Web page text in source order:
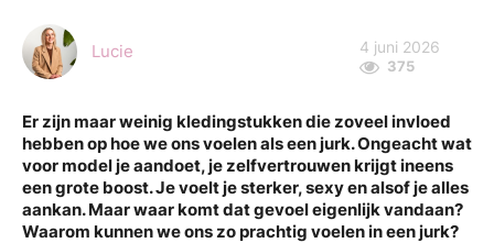
Lucie 4 juni 2026
375
Er zijn maar weinig kledingstukken die zoveel invloed
hebben op hoe we ons voelen als een jurk. Ongeacht wat
voor model je aandoet, je zelfvertrouwen krijgt ineens
een grote boost. Je voelt je sterker, sexy en alsof je alles
aankan. Maar waar komt dat gevoel eigenlijk vandaan?
Waarom kunnen we ons zo prachtig voelen in een jurk?